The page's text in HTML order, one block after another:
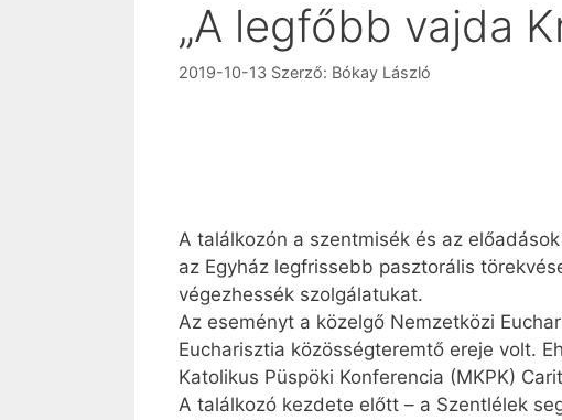
„A legfőbb vajda
2019-10-13 Szerző: Bókay László
A találkozón a szentmisék és az
az Egyház legfrissebb pasztorális
végezhessék szolgálatukat.
Az eseményt a közelgő Nemzetközi
Eucharisztia közösségteremtő ereje volt.
Katolikus Püspöki Konferencia (MKPK)
A találkozó kezdete előtt – a Szentlélek